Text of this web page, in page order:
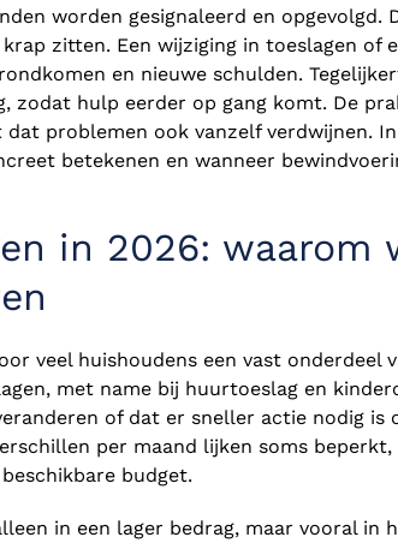
worden gesignaleerd en
zitten. Een wijziging in toeslagen of
en nieuwe schulden.
zodat hulp eerder op gang komt. De
problemen ook vanzelf verdwijnen.
betekenen en wanneer
in 2026: waarom
veel huishoudens een vast onderdeel
met name bij huurtoeslag en
of dat er sneller actie nodig
per maand lijken soms
budget.
in een lager bedrag, maar vooral in